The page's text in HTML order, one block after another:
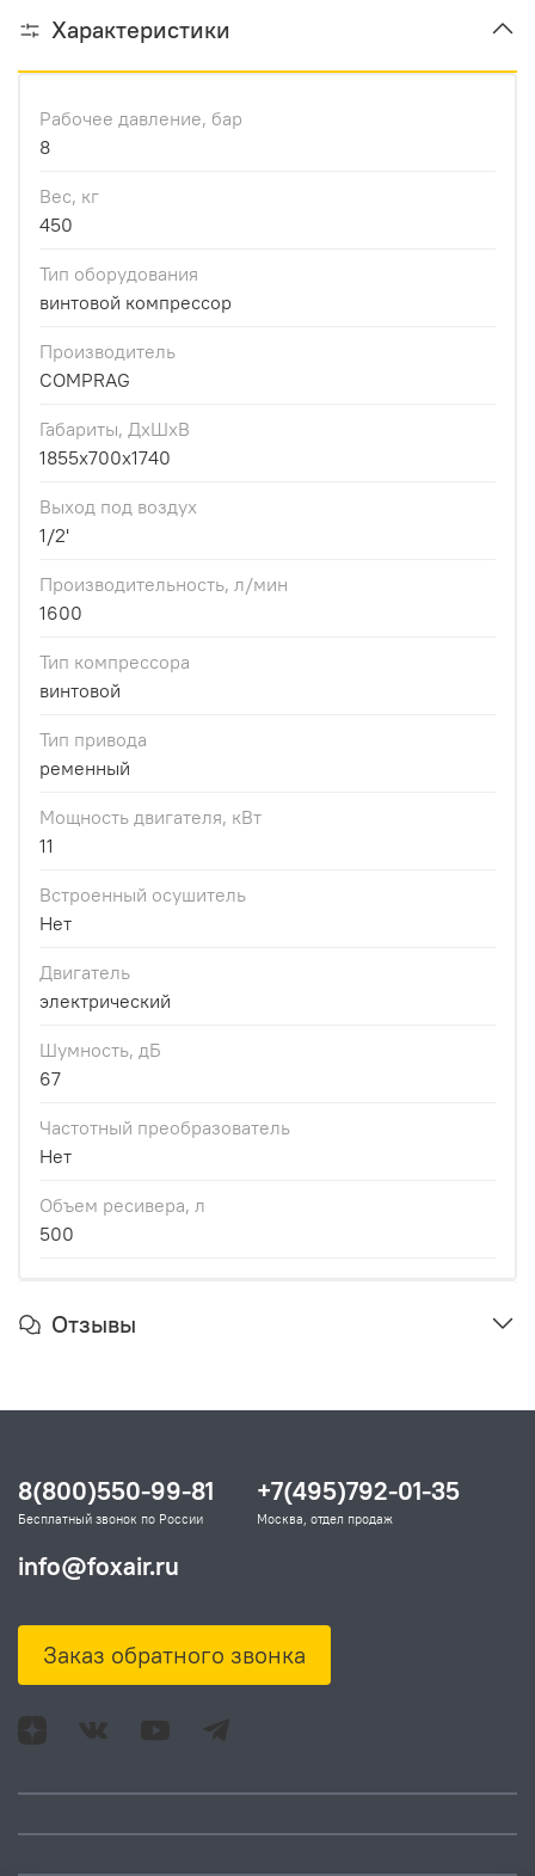
Характеристики
Рабочее давление, бар
8
Вес, кг
450
Тип оборудования
винтовой компрессор
Производитель
COMPRAG
Габариты, ДхШхВ
1855x700x1740
Выход под воздух
1/2'
Производительность, л/мин
1600
Тип компрессора
винтовой
Тип привода
ременный
Мощность двигателя, кВт
11
Встроенный осушитель
Нет
Двигатель
электрический
Шумность, дБ
67
Частотный преобразователь
Нет
Объем ресивера, л
500
Отзывы
8(800)550-99-81
Бесплатный звонок по России
+7(495)792-01-35
Москва, отдел продаж
info@foxair.ru
Заказ обратного звонка